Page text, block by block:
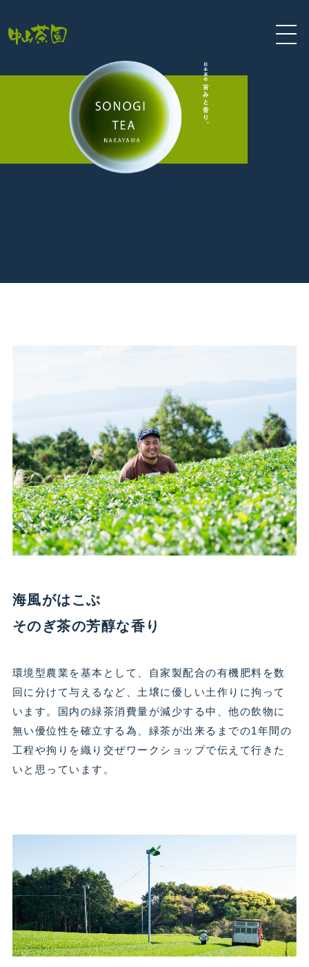
海風がはこぶ
そのぎ茶の芳醇な香り
環境型農業を基本として、自家製配合の有機肥料を数
回に分けて与えるなど、土壌に優しい土作りに拘って
います。国内の緑茶消費量が減少する中、他の飲物に
無い優位性を確立する為、緑茶が出来るまでの1年間の
工程や拘りを織り交ぜワークショップで伝えて行きた
いと思っています。